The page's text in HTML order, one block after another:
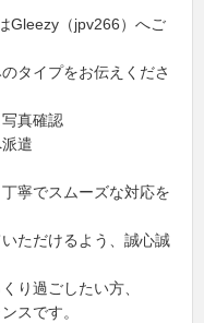
Gleezy（jpv266）へご
タイプをお伝えくださ
真確認
遣
寧でスムーズな対応を
ただけるよう、誠心誠
り過ごしたい方、
スです。